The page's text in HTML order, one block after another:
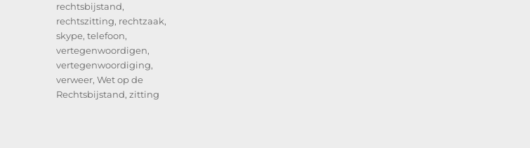
rechtsbijstand,
rechtszitting, rechtzaak,
skype,telefoon,
vertegenwoordigen,
vertegenwoordiging,
verweer,Wet op de
Rechtsbijstand,zitting